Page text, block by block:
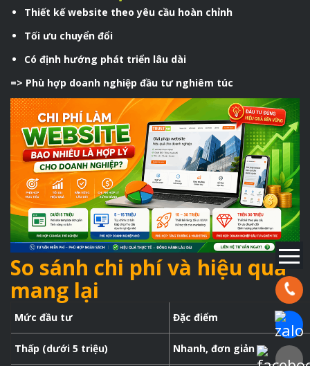
Hotline:
Chat
Thiết kế website theo yêu cầu hoàn chỉnh
Tối ưu chuyển đổi
Có định hướng phát triển lâu dài
=> Phù hợp doanh nghiệp đầu tư nghiêm túc
So sánh chi phí và hiệu quả
mang lại
Mức đầu tư Đặc điểm
Thấp (dưới 5 triệu) Nhanh, đơn giản